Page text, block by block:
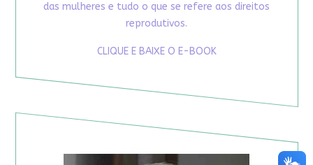
das mulheres e tudo o que se refere aos direitos
reprodutivos.
CLIQUE E BAIXE O E-BOOK